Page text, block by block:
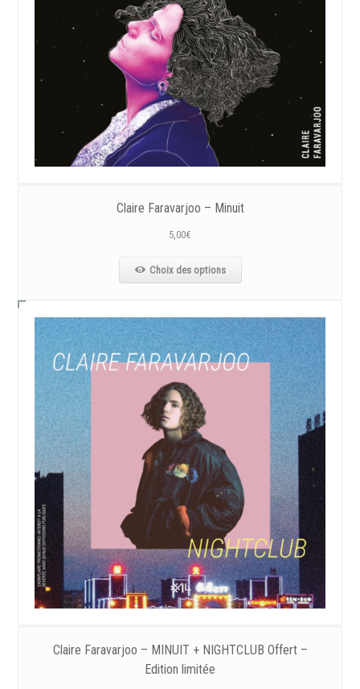
Claire Faravarjoo – Minuit
5,00€
Choix des options
Claire Faravarjoo – MINUIT + NIGHTCLUB Offert –
Edition limitée